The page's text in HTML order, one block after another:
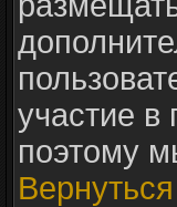
участие в
поэтому